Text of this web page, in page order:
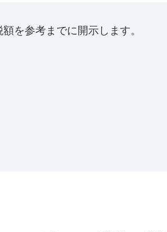
を参考までに開示します。